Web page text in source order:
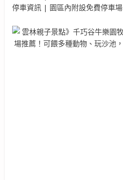
停車資訊 | 園區內附設免費停車場